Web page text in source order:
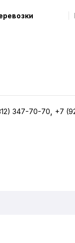
347-70-70, +7